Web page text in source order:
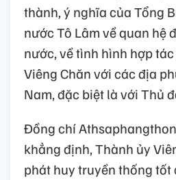
thành, ý nghĩa của Tổng
nước Tô Lâm về quan hệ
nước, về tình hình hợp
Viêng Chăn với các địa
Nam, đặc biệt là với Thủ
Đồng chí
khẳng định, Thành ủy
phát huy truyền thống tốt